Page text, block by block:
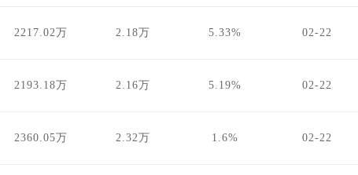
2217.02万 2.18万 5.33% 02-22
2193.18万 2.16万 5.19% 02-22
2360.05万 2.32万 1.6% 02-22